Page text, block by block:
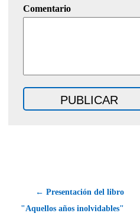
Comentario
← Presentación del libro
"Aquellos años inolvidables"